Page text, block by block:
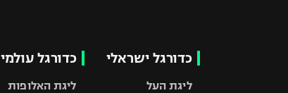
כדורגל ישראלי
ליגת העל
כדורגל עולמי
ליגת האלופות